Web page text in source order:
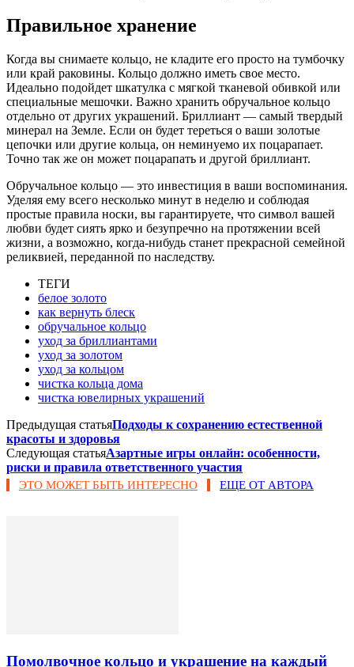
Правильное хранение
Когда вы снимаете кольцо, не кладите его просто на тумбочку
или край раковины. Кольцо должно иметь свое место.
Идеально подойдет шкатулка с мягкой тканевой обивкой или
специальные мешочки. Важно хранить обручальное кольцо
отдельно от других украшений. Бриллиант — самый твердый
минерал на Земле. Если он будет тереться о ваши золотые
цепочки или другие кольца, он неминуемо их поцарапает.
Точно так же он может поцарапать и другой бриллиант.
Обручальное кольцо — это инвестиция в ваши воспоминания.
Уделяя ему всего несколько минут в неделю и соблюдая
простые правила носки, вы гарантируете, что символ вашей
любви будет сиять ярко и безупречно на протяжении всей
жизни, а возможно, когда-нибудь станет прекрасной семейной
реликвией, переданной по наследству.
ТЕГИ
белое золото
как вернуть блеск
обручальное кольцо
уход за бриллиантами
уход за золотом
уход за кольцом
чистка кольца дома
чистка ювелирных украшений
Предыдущая статьяПодходы к сохранению естественной
красоты и здоровья
Следующая статьяАзартные игры онлайн: особенности,
риски и правила ответственного участия
ЭТО МОЖЕТ БЫТЬ ИНТЕРЕСНО ЕЩЕ ОТ АВТОРА
Помолвочное кольцо и украшение на каждый